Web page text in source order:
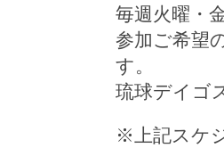
毎週火曜・
参加ご希望
す。
琉球デイゴ
※上記スケ